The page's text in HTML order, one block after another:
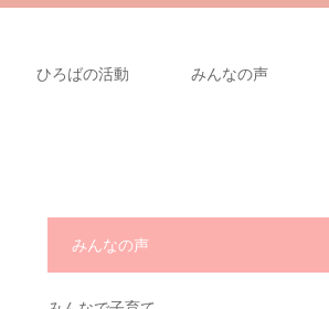
ひろばの活動 みんなの声
みんなの声